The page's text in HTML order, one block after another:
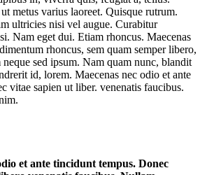
metus varius laoreet. Quisque rutrum.
ultricies nisi vel augue. Curabitur
Nam eget dui. Etiam rhoncus. Maecenas
rhoncus, sem quam semper libero,
neque sed ipsum. Nam quam nunc, blandit
id, lorem. Maecenas nec odio et ante
vitae sapien ut liber. venenatis faucibus.
et ante tincidunt tempus. Donec